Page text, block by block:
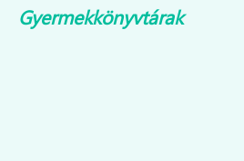
Gyermekkönyvtárak